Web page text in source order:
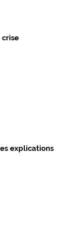
crise
explications